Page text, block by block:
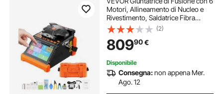
Motori, Allineamento di Nucleo e
Rivestimento, Saldatrice Fibra
Ottica, Giunzione Rapida in 6
Secondi e Riscaldamento in 13
Secondi, per Fibre SM, MM, DS e
NZDS
(2)
80990€
Disponibile
Consegna:non appena Mer.
Ago. 12